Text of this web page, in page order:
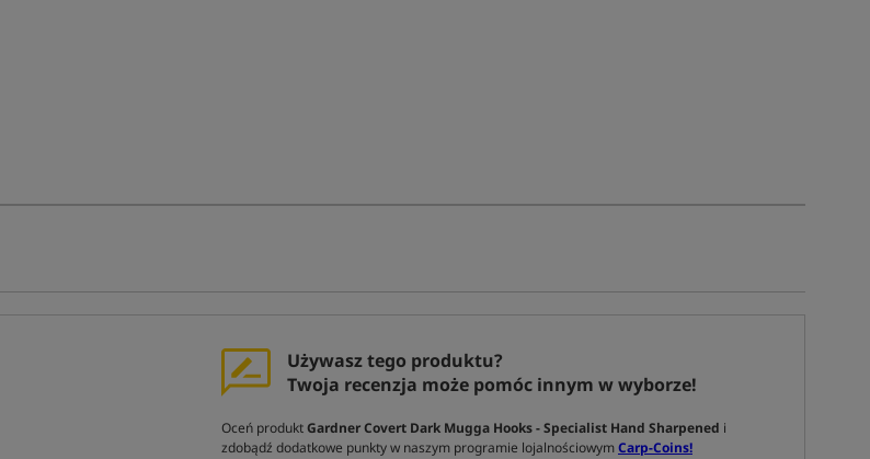
Używasz tego produktu?
Twoja recenzja może pomóc innym w wyborze!
Oceń produktGardner Covert Dark Mugga Hooks - Specialist Hand Sharpened i
zdobądź dodatkowe punkty w naszym programie lojalnościowymCarp-Coins!